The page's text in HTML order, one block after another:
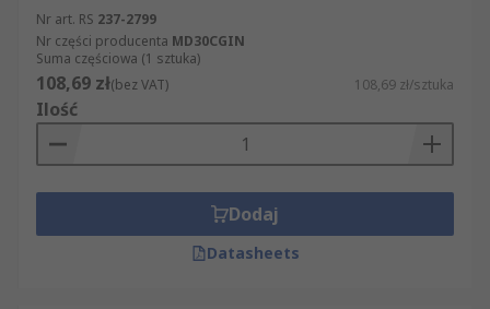
Nr art. RS 237-2799
Nr części producenta MD30CGIN
Suma częściowa (1 sztuka)
108,69 zł(bez VAT) 108,69 zł/sztuka
Ilość
Dodaj
Datasheets